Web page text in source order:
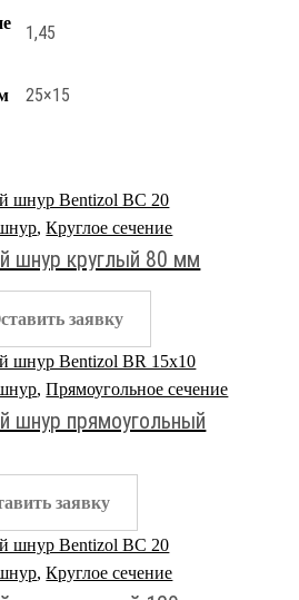
1,45
25×15
,Круглое сечение
шнур круглый 80 мм
заявку
,Прямоугольное сечение
шнур прямоугольный
заявку
,Круглое сечение